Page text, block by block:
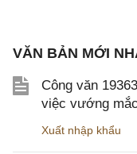
VĂN BẢN MỚI
Công văn
việc vướng
Xuất nhập khẩu